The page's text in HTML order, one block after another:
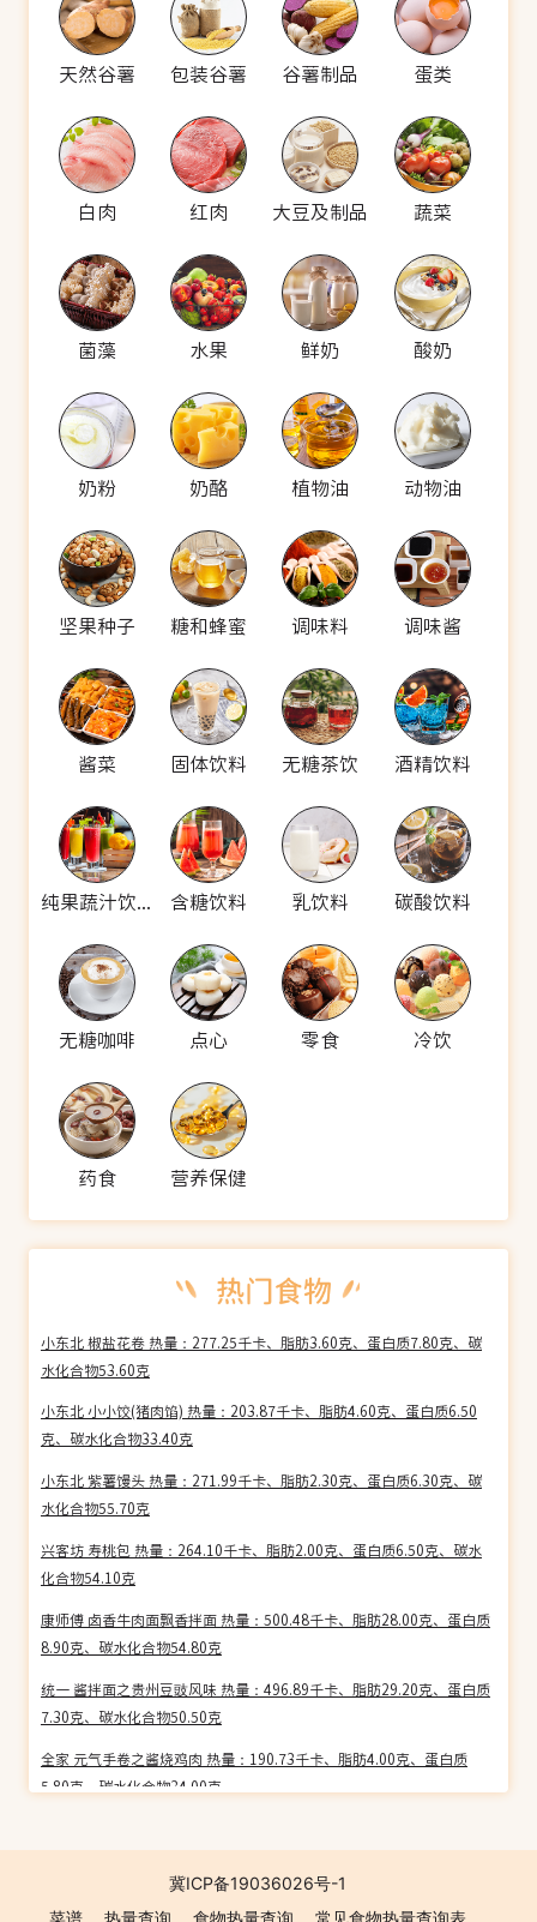
天然谷薯 包装谷薯 谷薯制品 蛋类
白肉 红肉 大豆及制品 蔬菜
菌藻 水果 鲜奶 酸奶
奶粉 奶酪 植物油 动物油
坚果种子 糖和蜂蜜 调味料 调味酱
酱菜 固体饮料 无糖茶饮 酒精饮料
纯果蔬汁饮料 含糖饮料 乳饮料 碳酸饮料
无糖咖啡 点心 零食 冷饮
药食 营养保健
小东北 椒盐花卷 热量：277.25千卡、脂肪3.60克、蛋白质7.80克、碳
水化合物53.60克
小东北 小小饺(猪肉馅) 热量：203.87千卡、脂肪4.60克、蛋白质6.50
克、碳水化合物33.40克
小东北 紫薯馒头 热量：271.99千卡、脂肪2.30克、蛋白质6.30克、碳
水化合物55.70克
兴客坊 寿桃包 热量：264.10千卡、脂肪2.00克、蛋白质6.50克、碳水
化合物54.10克
康师傅 卤香牛肉面飘香拌面 热量：500.48千卡、脂肪28.00克、蛋白质
8.90克、碳水化合物54.80克
统一 酱拌面之贵州豆豉风味 热量：496.89千卡、脂肪29.20克、蛋白质
7.30克、碳水化合物50.50克
全家 元气手卷之酱烧鸡肉 热量：190.73千卡、脂肪4.00克、蛋白质
5.80克、碳水化合物34.00克
水化合物17.40克
快客 照烧鸡肉盖浇饭 热量：178.30千卡、脂肪7.70克、蛋白质7.30
冀ICP备19036026号-1